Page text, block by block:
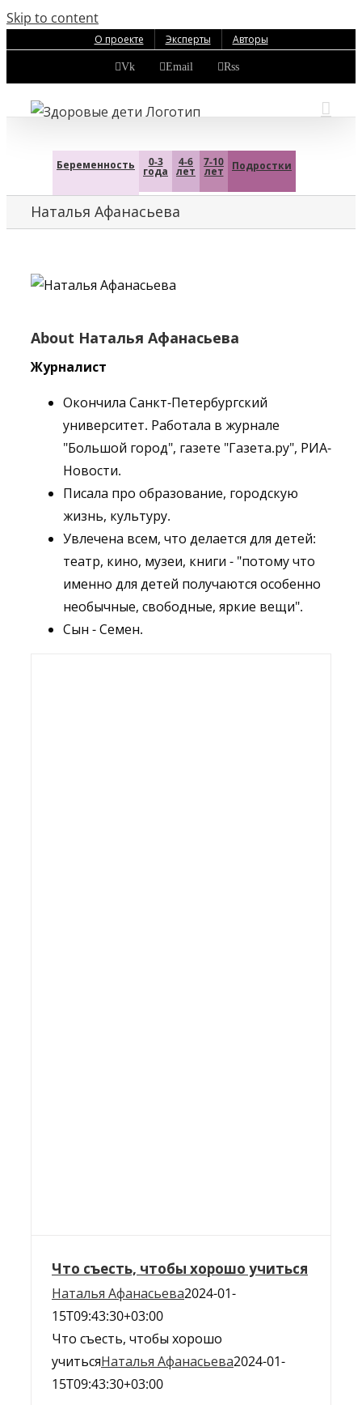
Skip to content
О проекте Эксперты Авторы
Vk Email Rss
Беременность 0-3
года
4-6
лет
7-10
лет Подростки
Наталья Афанасьева
About Наталья Афанасьева
Журналист
Окончила Санкт-Петербургский
университет. Работала в журнале
"Большой город", газете "Газета.ру", РИА-
Новости.
Писала про образование, городскую
жизнь, культуру.
Увлечена всем, что делается для детей:
театр, кино, музеи, книги - "потому что
именно для детей получаются особенно
необычные, свободные, яркие вещи".
Сын - Семен.
Что съесть, чтобы хорошо учиться
Наталья Афанасьева2024-01-
15T09:43:30+03:00
Что съесть, чтобы хорошо
учитьсяНаталья Афанасьева2024-01-
15T09:43:30+03:00